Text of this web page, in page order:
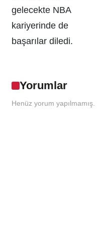
gelecekte NBA
kariyerinde de
başarılar diledi.
Yorumlar
Henüz yorum yapılmamış.